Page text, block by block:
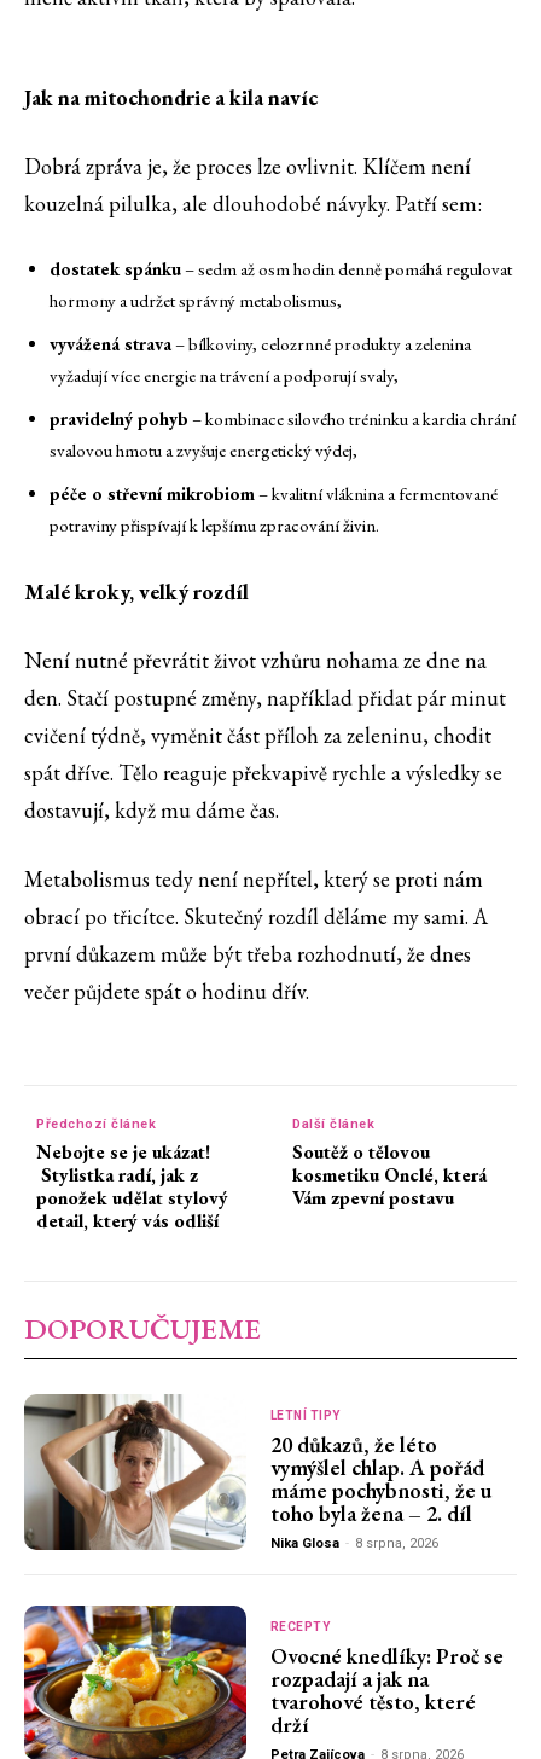
Jak na mitochondrie a kila navíc
Dobrá zpráva je, že proces lze ovlivnit. Klíčem není
kouzelná pilulka, ale dlouhodobé návyky. Patří sem:
dostatek spánku– sedm až osm hodin denně pomáhá regulovat
hormony a udržet správný metabolismus,
vyvážená strava– bílkoviny, celozrnné produkty a zelenina
vyžadují více energie na trávení a podporují svaly,
pravidelný pohyb – kombinace silového tréninku a kardia chrání
svalovou hmotu a zvyšuje energetický výdej,
péče o střevní mikrobiom– kvalitní vláknina a fermentované
potraviny přispívají k lepšímu zpracování živin.
Malé kroky, velký rozdíl
Není nutné převrátit život vzhůru nohama ze dne na
den. Stačí postupné změny, například přidat pár minut
cvičení týdně, vyměnit část příloh za zeleninu, chodit
spát dříve. Tělo reaguje překvapivě rychle a výsledky se
dostavují, když mu dáme čas.
Metabolismus tedy není nepřítel, který se proti nám
obrací po třicítce. Skutečný rozdíl děláme my sami. A
první důkazem může být třeba rozhodnutí, že dnes
večer půjdete spát o hodinu dřív.
Předchozí článek
Nebojte se je ukázat!
Stylistka radí, jak z
ponožek udělat stylový
detail, který vás odliší
Další článek
Soutěž o tělovou
kosmetiku Onclé, která
Vám zpevní postavu
DOPORUČUJEME
LETNÍ TIPY
20 důkazů, že léto
vymýšlel chlap. A pořád
máme pochybnosti, že u
toho byla žena – 2. díl
Nika Glosa - 8 srpna, 2026
RECEPTY
Ovocné knedlíky: Proč se
rozpadají a jak na
tvarohové těsto, které
drží
Petra Zajícova - 8 srpna, 2026